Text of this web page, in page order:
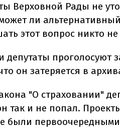
Верховной Рады не
ли
этот вопрос никто не
депутаты проголосуют
он затеряется в
"О страховании"
так и не попал.
были